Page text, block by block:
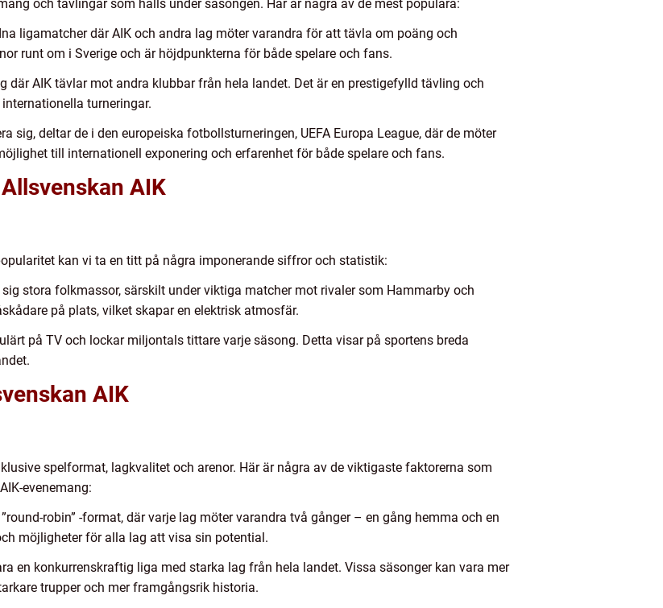
och tävlingar som hålls under säsongen. Här är några av de mest populära:
ligamatcher där AIK och andra lag möter varandra för att tävla om poäng och
runt om i Sverige och är höjdpunkterna för både spelare och fans.
där AIK tävlar mot andra klubbar från hela landet. Det är en prestigefylld tävling och
turneringar.
sig, deltar de i den europeiska fotbollsturneringen, UEFA Europa League, där de möter
till internationell exponering och erfarenhet för både spelare och fans.
AIK
kan vi ta en titt på några imponerande siffror och statistik:
stora folkmassor, särskilt under viktiga matcher mot rivaler som Hammarby och
på plats, vilket skapar en elektrisk atmosfär.
på TV och lockar miljontals tittare varje säsong. Detta visar på sportens breda
AIK
spelformat, lagkvalitet och arenor. Här är några av de viktigaste faktorerna som
evenemang:
robin” -format, där varje lag möter varandra två gånger – en gång hemma och en
möjligheter för alla lag att visa sin potential.
en konkurrenskraftig liga med starka lag från hela landet. Vissa säsonger kan vara mer
trupper och mer framgångsrik historia.